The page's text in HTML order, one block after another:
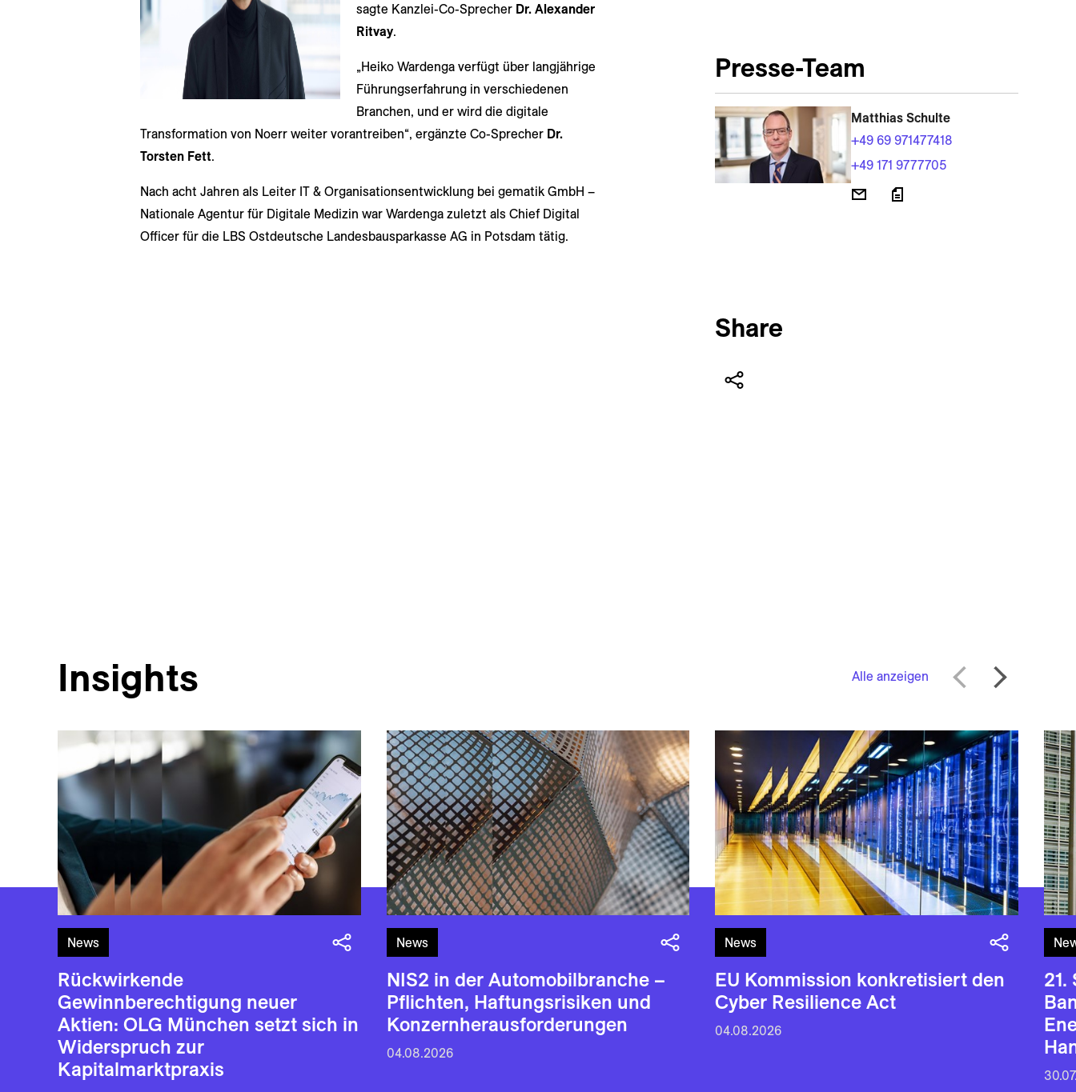
sagte Kanzlei-Co-Sprecher Dr. Alexander
Ritvay.
„Heiko Wardenga verfügt über langjährige
Führungserfahrung in verschiedenen
Branchen, und er wird die digitale
Transformation von Noerr weiter vorantreiben“, ergänzte Co-Sprecher Dr.
Torsten Fett.
Nach acht Jahren als Leiter IT & Organisationsentwicklung bei gematik GmbH –
Nationale Agentur für Digitale Medizin war Wardenga zuletzt als Chief Digital
Officer für die LBS Ostdeutsche Landesbausparkasse AG in Potsdam tätig.
Presse-Team
Matthias Schulte
+49 69 971477418
+49 171 9777705
Share
Alle anzeigen
Insights
News
Rückwirkende
Gewinnberechtigung neuer
Aktien: OLG München setzt sich in
Widerspruch zur
Kapitalmarktpraxis
News
NIS2 in der Automobilbranche –
Pflichten, Haftungsrisiken und
Konzernherausforderungen
04.08.2026
News
EU Kommission konkretisiert den
Cyber Resilience Act
04.08.2026
21.